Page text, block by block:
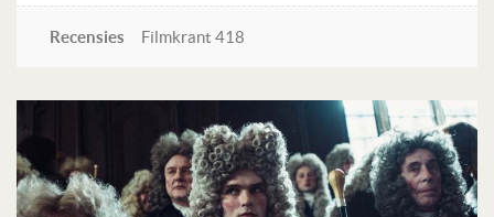
Recensies Filmkrant 418
Lees verder